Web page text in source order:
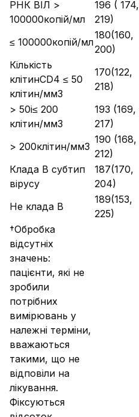
РНК ВІЛ >
100000копій/мл
196 ( 174,
219)
≤ 100000копій/мл
180(160,
200)
Кількість
клітинCD4 ≤ 50
клітин/мм3
170(122,
218)
> 50і≤ 200
клітин/мм3
193 (169,
217)
> 200клітин/мм3
190 (168,
212)
Клада В субтип
вірусу
187(170,
204)
Не клада В
189(153,
225)
†Обробка
відсутніх
значень:
пацієнти, які не
зробили
потрібних
вимірювань у
належні терміни,
вважаються
такими, що не
відповіли на
лікування.
Фіксуються